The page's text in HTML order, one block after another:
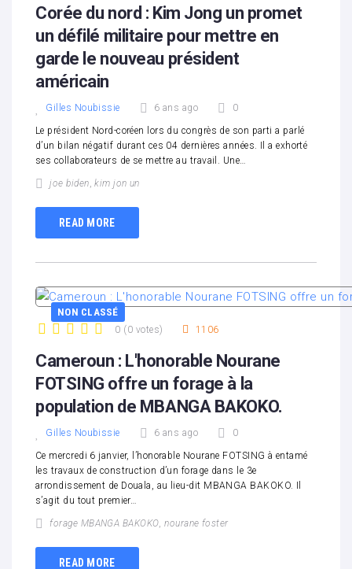
Corée du nord : Kim Jong un promet
un défilé militaire pour mettre en
garde le nouveau président
américain
Gilles Noubissie 6 ans ago 0
Le président Nord-coréen lors du congrès de son parti a parlé
d’un bilan négatif durant ces 04 dernières années. Il a exhorté
ses collaborateurs de se mettre au travail. Une…
joe biden,kim jon un
READ MORE
NON CLASSÉ
0 ( 0 votes) 1106
Cameroun : L'honorable Nourane
FOTSING offre un forage à la
population de MBANGA BAKOKO.
Gilles Noubissie 6 ans ago 0
Ce mercredi 6 janvier, l’honorable Nourane FOTSING à entamé
les travaux de construction d’un forage dans le 3e
arrondissement de Douala, au lieu-dit MBANGA BAKOKO. Il
s’agit du tout premier…
forage MBANGA BAKOKO,nourane foster
READ MORE